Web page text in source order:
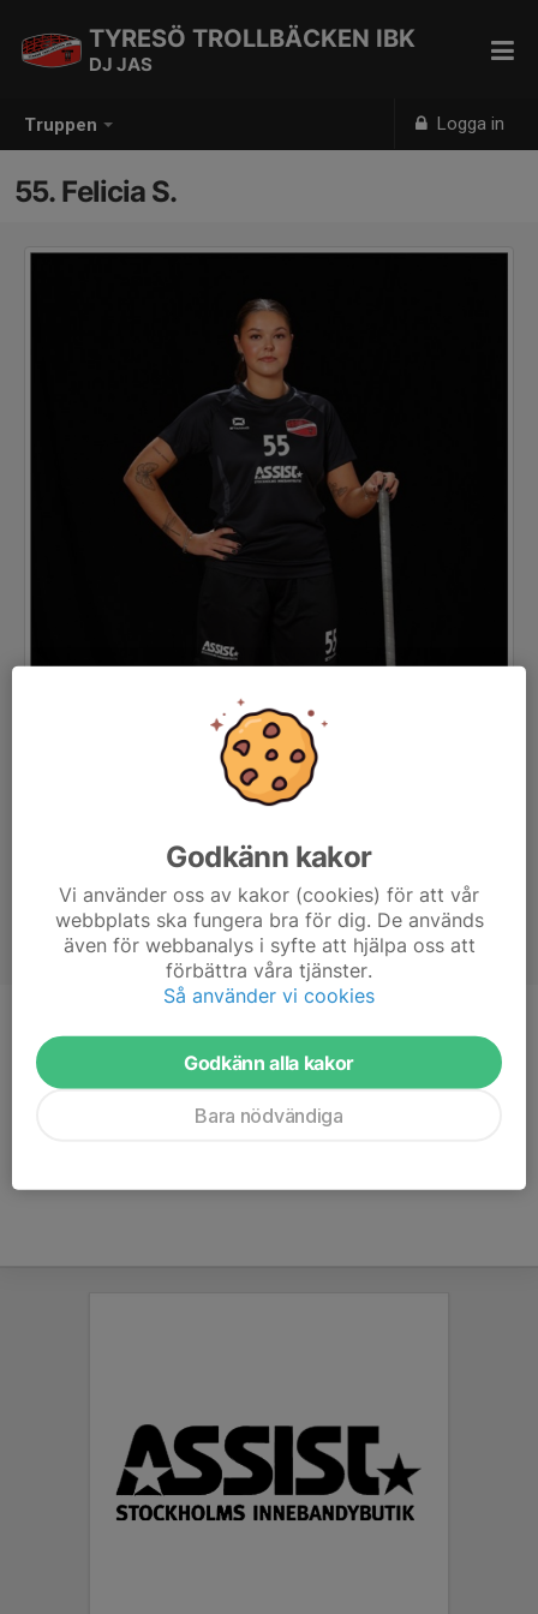
Truppen Logga in
TYRESÖ TROLLBÄCKEN IBK
DJ JAS
55. Felicia S.
Position
Forward
Ålder
20 år
Vendelsö IK
Godkänn kakor
Vi använder oss av kakor (cookies) för att vår
webbplats ska fungera bra för dig. De används
även för webbanalys i syfte att hjälpa oss att
förbättra våra tjänster.
Så använder vi cookies
Godkänn alla kakor
Bara nödvändiga